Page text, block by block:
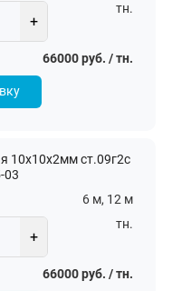
+
тн.
66000 руб. / тн.
10х10х2мм ст.09г2с
03
6 м, 12 м
+
тн.
66000 руб. / тн.